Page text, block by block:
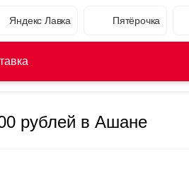
Яндекс Лавка Пятёрочка
рублей в Ашане